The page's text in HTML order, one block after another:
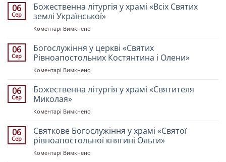
06
Сер
Божественна літургія у храмі «Всіх Святих
землі Української»
Коментарі Вимкнено
літургія
у
храмі
землі
Української»
06
Сер
Богослужіння у церкві «Святих
Рівноапостольних Костянтина і Олени»
Коментарі Вимкнено
у
церкві
і
Олени»
06
Сер
Божественна літургія у храмі «Святителя
Миколая»
Коментарі Вимкнено
літургія
храмі
06
Сер
Святкове Богослужіння у храмі «Святої
рівноапостольної княгині Ольги»
Коментарі Вимкнено